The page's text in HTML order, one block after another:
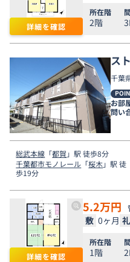
詳細を確認
所在階
2階
ス
千葉
お部
問い
プ千
総武本線 「都賀 」駅 徒歩8分
千葉都市モノレール 「桜木」駅 徒
歩19分
詳細を確認
5.2万円
敷 0ヶ月 礼
所在階
1階